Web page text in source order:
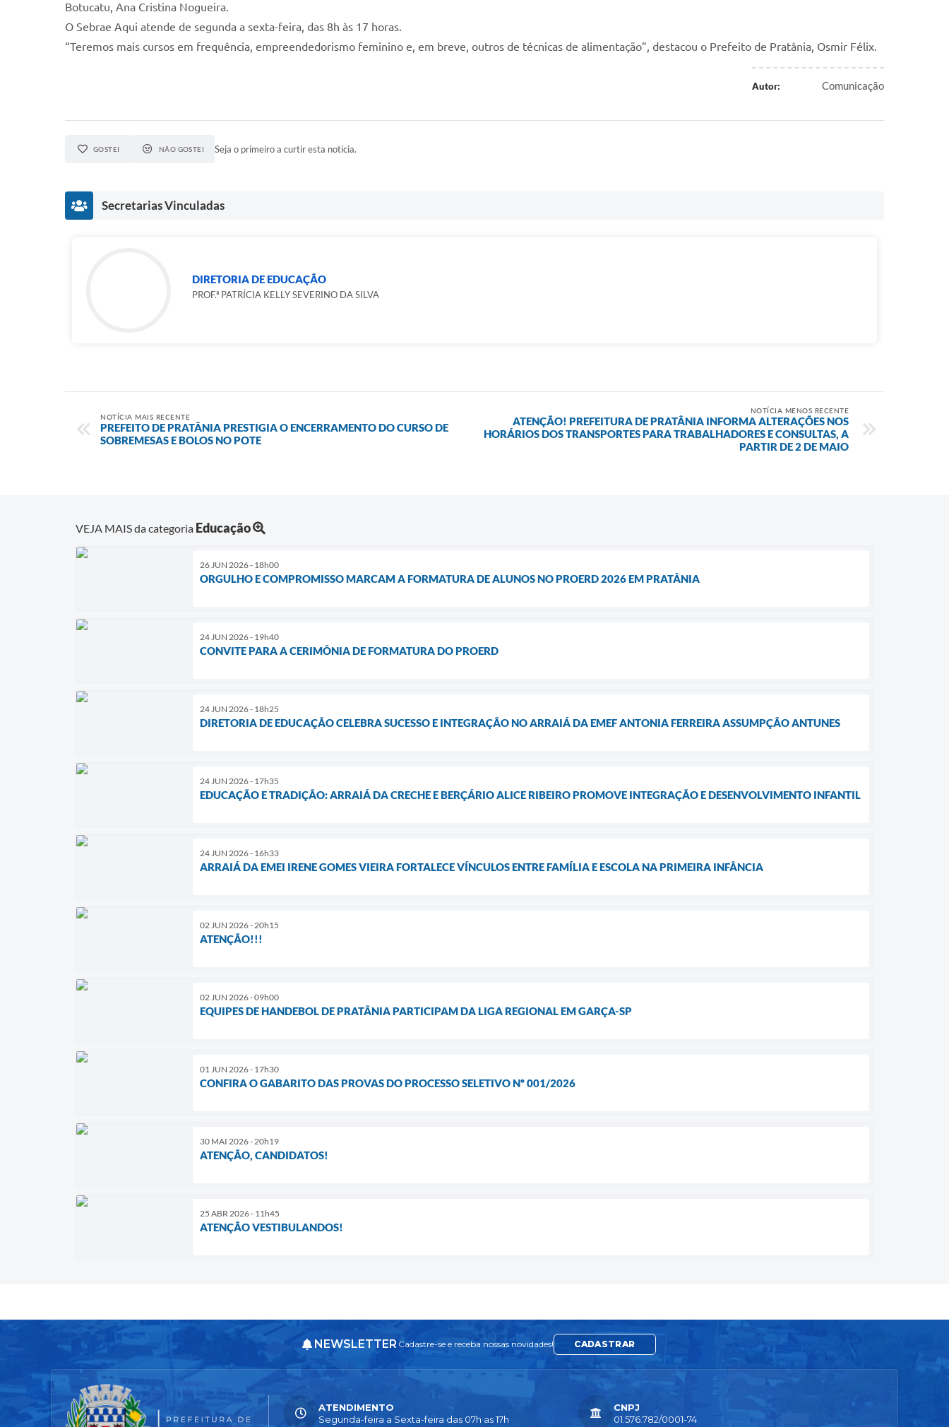
Botucatu, Ana Cristina Nogueira.
O Sebrae Aqui atende de segunda a sexta-feira, das 8h às 17 horas.
“Teremos mais cursos em frequência, empreendedorismo feminino e, em breve, outros de técnicas de alimentação”, destacou o Prefeito de Pratânia, Osmir Félix.
Autor: Comunicação
GOSTEI NÃO GOSTEI Seja o primeiro a curtir esta notícia.
Secretarias Vinculadas
DIRETORIA DE EDUCAÇÃO
PROF.ª PATRÍCIA KELLY SEVERINO DA SILVA
NOTÍCIA MAIS RECENTE
PREFEITO DE PRATÂNIA PRESTIGIA O ENCERRAMENTO DO CURSO DE
SOBREMESAS E BOLOS NO POTE
NOTÍCIA MENOS RECENTE
ATENÇÃO! PREFEITURA DE PRATÂNIA INFORMA ALTERAÇÕES NOS
HORÁRIOS DOS TRANSPORTES PARA TRABALHADORES E CONSULTAS, A
PARTIR DE 2 DE MAIO
VEJA MAIS da categoria Educação
26 JUN 2026 - 18h00
ORGULHO E COMPROMISSO MARCAM A FORMATURA DE ALUNOS NO PROERD 2026 EM PRATÂNIA
24 JUN 2026 - 19h40
CONVITE PARA A CERIMÔNIA DE FORMATURA DO PROERD
24 JUN 2026 - 18h25
DIRETORIA DE EDUCAÇÃO CELEBRA SUCESSO E INTEGRAÇÃO NO ARRAIÁ DA EMEF ANTONIA FERREIRA ASSUMPÇÃO ANTUNES
24 JUN 2026 - 17h35
EDUCAÇÃO E TRADIÇÃO: ARRAIÁ DA CRECHE E BERÇÁRIO ALICE RIBEIRO PROMOVE INTEGRAÇÃO E DESENVOLVIMENTO INFANTIL
24 JUN 2026 - 16h33
ARRAIÁ DA EMEI IRENE GOMES VIEIRA FORTALECE VÍNCULOS ENTRE FAMÍLIA E ESCOLA NA PRIMEIRA INFÂNCIA
02 JUN 2026 - 20h15
ATENÇÃO!!!
02 JUN 2026 - 09h00
EQUIPES DE HANDEBOL DE PRATÂNIA PARTICIPAM DA LIGA REGIONAL EM GARÇA-SP
01 JUN 2026 - 17h30
CONFIRA O GABARITO DAS PROVAS DO PROCESSO SELETIVO Nº 001/2026
30 MAI 2026 - 20h19
ATENÇÃO, CANDIDATOS!
25 ABR 2026 - 11h45
ATENÇÃO VESTIBULANDOS!
NEWSLETTER Cadastre-se e receba nossas novidades! CADASTRAR
ATENDIMENTO
Segunda-feira a Sexta-feira das 07h as 17h
CNPJ
01.576.782/0001-74